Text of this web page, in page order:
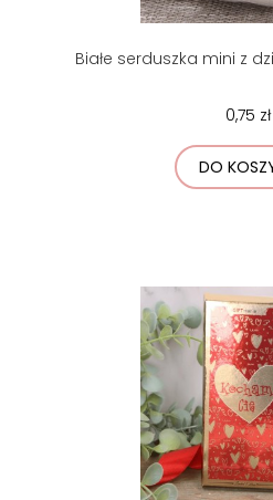
Białe serduszka mini z
0,75 zł
DO